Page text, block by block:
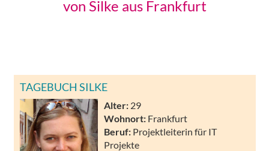
von Silke aus Frankfurt
TAGEBUCH SILKE
Alter: 29
Wohnort: Frankfurt
Beruf: Projektleiterin für IT
Projekte